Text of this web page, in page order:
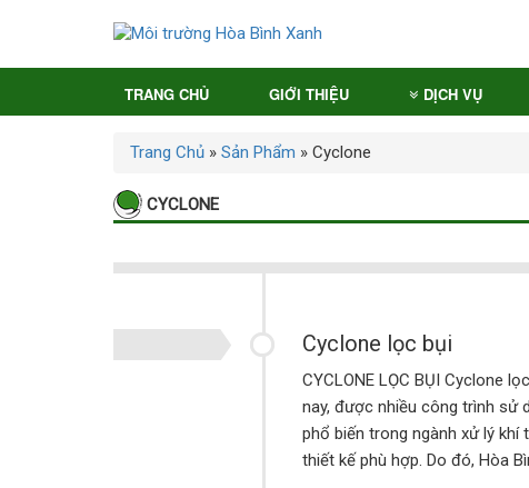
TRANG CHỦ GIỚI THIỆU DỊCH VỤ
Trang Chủ » Sản Phẩm » Cyclone
CYCLONE
Cyclone lọc bụi
CYCLONE LỌC BỤI Cyclone
nay, được nhiều công trình sử
phổ biến trong ngành xử lý khí
thiết kế phù hợp. Do đó, Hòa